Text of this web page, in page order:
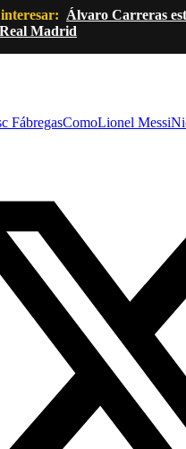
Álvaro Carreras
Madrid
FábregasComoLionel Messi